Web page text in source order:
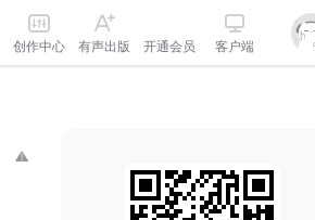
创作中心 有声出版 开通会员 客户端